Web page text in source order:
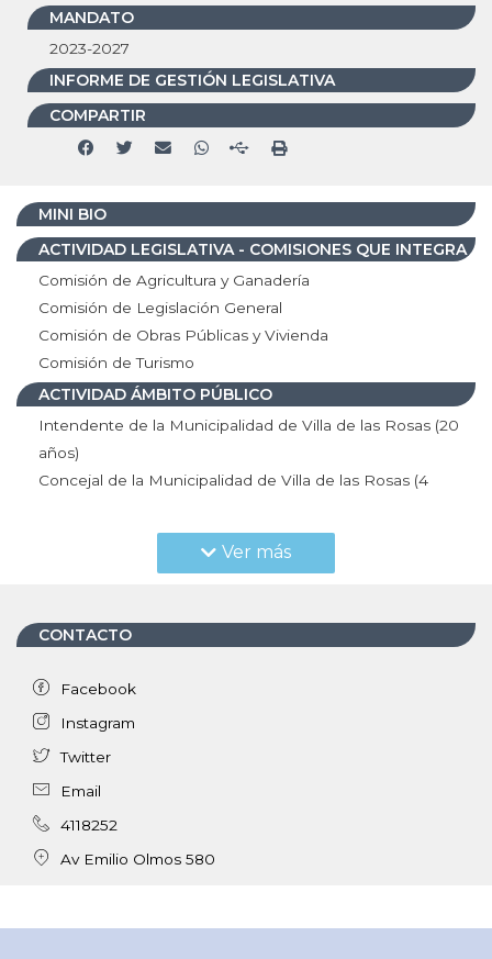
MANDATO
2023-2027
INFORME DE GESTIÓN LEGISLATIVA
COMPARTIR
MINI BIO
ACTIVIDAD LEGISLATIVA - COMISIONES QUE INTEGRA
Comisión de Agricultura y Ganadería
Comisión de Legislación General
Comisión de Obras Públicas y Vivienda
Comisión de Turismo
ACTIVIDAD ÁMBITO PÚBLICO
Intendente de la Municipalidad de Villa de las Rosas (20
años)
Concejal de la Municipalidad de Villa de las Rosas (4
Miembro del Tribunal de Cuentas de la Municipalidad de
Villa de las Rosas (4 años)
Agricultor
Comerciante
ACTIVIDAD ÁMBITO ACADÉMICO
OTRA INFORMACIÓN
Ver más
CONTACTO
Facebook
Instagram
Twitter
Email
4118252
Av Emilio Olmos 580